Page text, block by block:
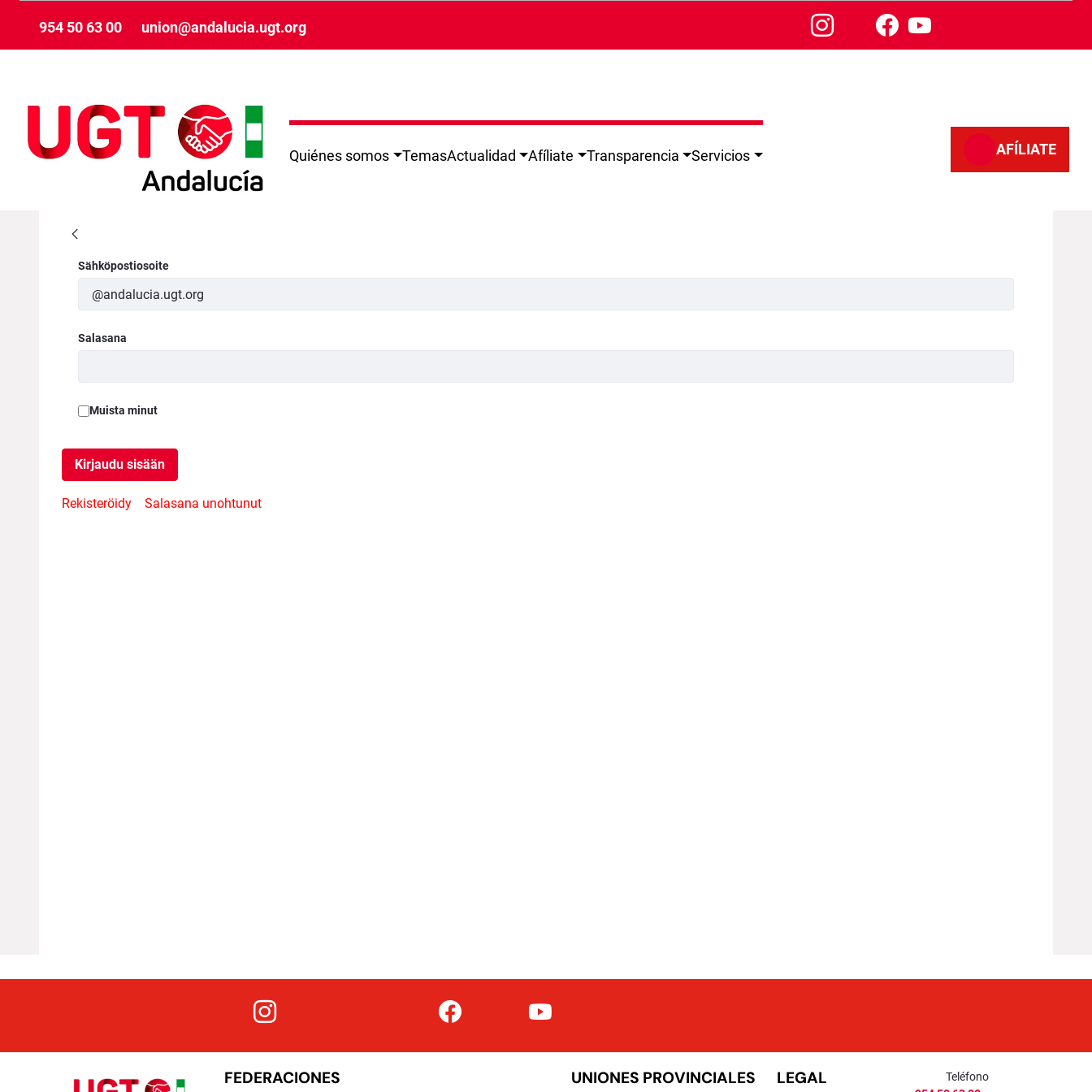
954 50 63 00 union@andalucia.ugt.org
Quiénes somos TemasActualidad Afíliate Transparencia Servicios AFÍLIATE
Kirjaudu sisään
Sähköpostiosoite
Salasana
Muista minut
Kirjaudu sisään
Rekisteröidy Salasana unohtunut
FEDERACIONES UNIONES PROVINCIALES LEGAL
Teléfono